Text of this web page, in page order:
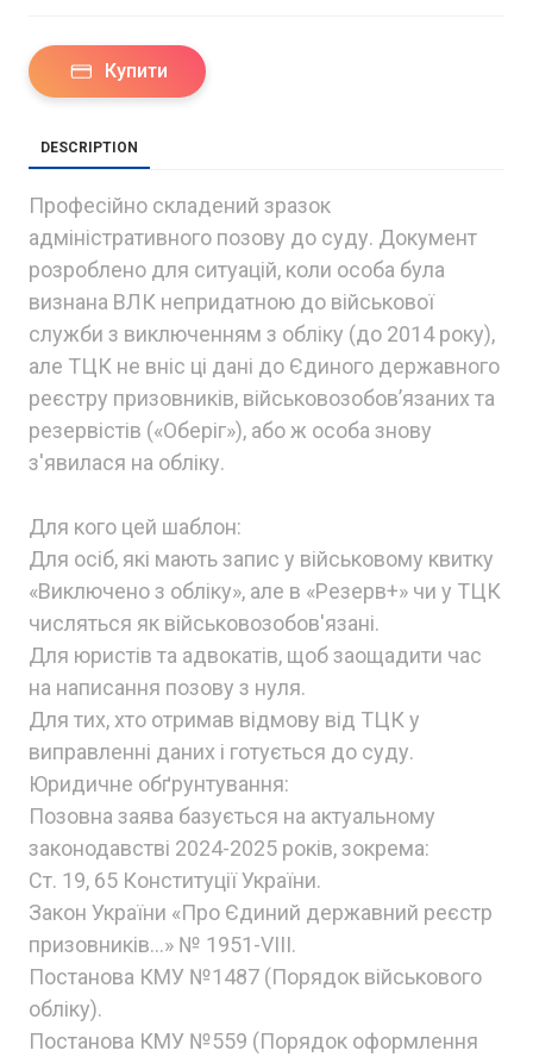
Купити
DESCRIPTION
Професійно складений зразок
адміністративного позову до суду. Документ
розроблено для ситуацій, коли особа була
визнана ВЛК непридатною до військової
служби з виключенням з обліку (до 2014 року),
але ТЦК не вніс ці дані до Єдиного державного
реєстру призовників, військовозобов’язаних та
резервістів («Оберіг»), або ж особа знову
з'явилася на обліку.
Для кого цей шаблон:
Для осіб, які мають запис у військовому квитку
«Виключено з обліку», але в «Резерв+» чи у ТЦК
числяться як військовозобов'язані.
Для юристів та адвокатів, щоб заощадити час
на написання позову з нуля.
Для тих, хто отримав відмову від ТЦК у
виправленні даних і готується до суду.
Юридичне обґрунтування:
Позовна заява базується на актуальному
законодавстві 2024-2025 років, зокрема:
Ст. 19, 65 Конституції України.
Закон України «Про Єдиний державний реєстр
призовників...» № 1951-VIII.
Постанова КМУ №1487 (Порядок військового
обліку).
Постанова КМУ №559 (Порядок оформлення